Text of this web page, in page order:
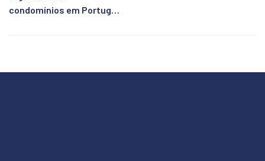
condomínios em Portugal?